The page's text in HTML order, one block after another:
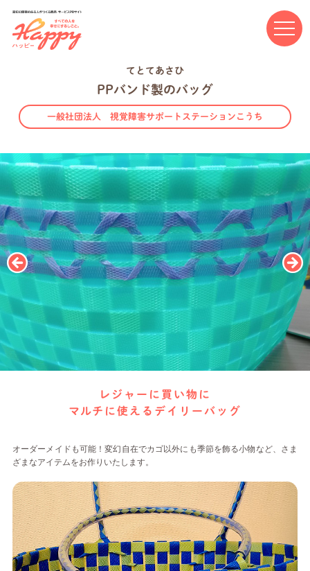
高知の障害のある人がつくる商品・サービスPRサイト
てとてあさひ
PPバンド製のバッグ
一般社団法人 視覚障害サポートステーションこうち
レジャーに買い物に
マルチに使えるデイリーバッグ
オーダーメイドも可能！変幻自在でカゴ以外にも季節を飾る小物など、さま
ざまなアイテムをお作りいたします。